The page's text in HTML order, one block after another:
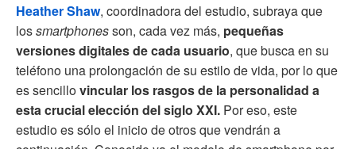
Heather Shaw, coordinadora del estudio, subraya que
lossmartphonesson, cada vez más, pequeñas
versiones digitales de cada usuario, que busca en su
teléfono una prolongación de su estilo de vida, por lo que
es sencillovincular los rasgos de la personalidad a
esta crucial elección del siglo XXI. Por eso, este
estudio es sólo el inicio de otros que vendrán a